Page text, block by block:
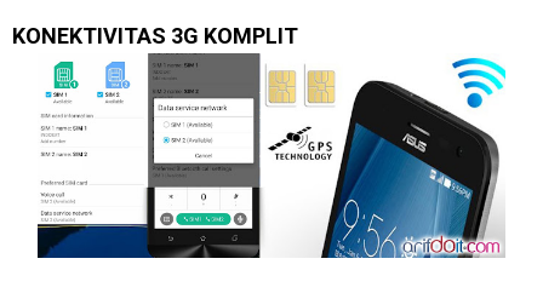
KONEKTIVITAS 3G KOMPLIT